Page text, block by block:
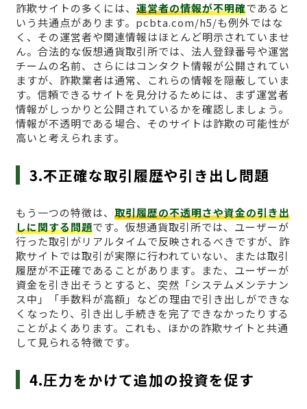
詐欺サイトの多くには、 運営者の情報が不明確であると
いう共通点があります。pcbta.com/h5/も例外ではな
く、その運営者や関連情報はほとんど明示されていませ
ん。合法的な仮想通貨取引所では、法人登録番号や運営
チームの名前、さらにはコンタクト情報が公開されてい
ますが、詐欺業者は通常、これらの情報を隠蔽していま
す。信頼できるサイトを見分けるためには、まず運営者
情報がしっかりと公開されているかを確認しましょう。
情報が不透明である場合、そのサイトは詐欺の可能性が
高いと考えられます。
3.不正確な取引履歴や引き出し問題
もう一つの特徴は、 取引履歴の不透明さや資金の引き出
しに関する問題です。仮想通貨取引所では、ユーザーが
行った取引がリアルタイムで反映されるべきですが、詐
欺サイトでは取引が実際に行われていない、または取引
履歴が不正確であることがあります。また、ユーザーが
資金を引き出そうとすると、突然「システムメンテナン
ス中」「手数料が高額」などの理由で引き出しができな
くなったり、引き出し手続きを完了できなかったりする
ことがよくあります。これも、ほかの詐欺サイトと共通
して見られる特徴です。
4.圧力をかけて追加の投資を促す